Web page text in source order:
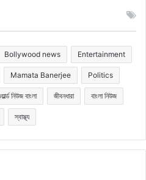
Bollywood news Entertainment
Mamata Banerjee Politics
নিউজ বাংলা জীবনধারা বাংলা নিউজ
স্বাস্থ্য